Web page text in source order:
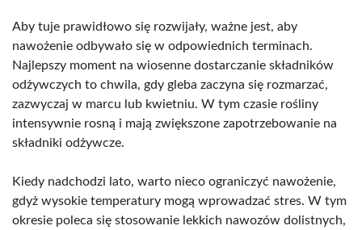
Aby tuje prawidłowo się rozwijały, ważne jest, aby
nawożenie odbywało się w odpowiednich terminach.
Najlepszy moment na wiosenne dostarczanie składników
odżywczych to chwila, gdy gleba zaczyna się rozmarzać,
zazwyczaj w marcu lub kwietniu. W tym czasie rośliny
intensywnie rosną i mają zwiększone zapotrzebowanie na
składniki odżywcze.
Kiedy nadchodzi lato, warto nieco ograniczyć nawożenie,
gdyż wysokie temperatury mogą wprowadzać stres. W tym
okresie poleca się stosowanie lekkich nawozów dolistnych,